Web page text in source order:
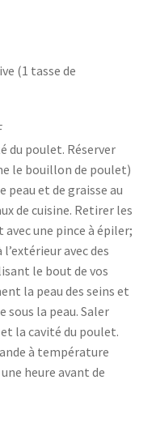
(1 tasse de
du poulet. Réserver
le bouillon de poulet)
peau et de graisse au
de cuisine. Retirer les
une pince à épiler;
avec des
le bout de vos
la peau des seins et
sous la peau. Saler
la cavité du poulet.
à température
heure avant de